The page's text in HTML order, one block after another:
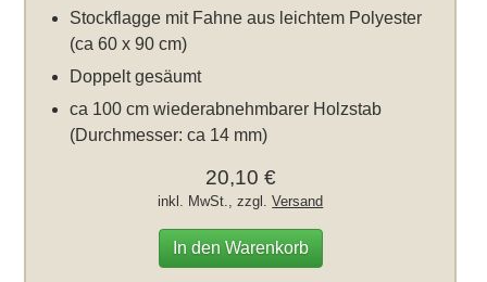
Stockflagge mit Fahne aus leichtem Polyester
(ca 60 x 90 cm)
Doppelt gesäumt
ca 100 cm wiederabnehmbarer Holzstab
(Durchmesser: ca 14 mm)
20,10 €
inkl. MwSt., zzgl.Versand
In den Warenkorb